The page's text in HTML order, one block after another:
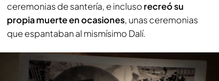
ceremonias de santería, e incluso recreó su
propia muerte en ocasiones, unas ceremonias
que espantaban al mismísimo Dalí.